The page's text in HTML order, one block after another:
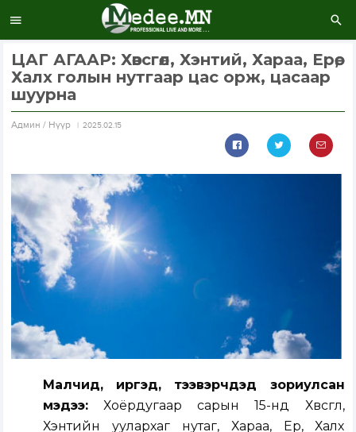
ЦАГ АГААР: Хөвсгөл, Хэнтий, Хараа, Ерөө,
Халх голын нутгаар цас орж, цасаар
шуурна
Aдмин / Нүүр 2025.02.15
Малчид, иргэд, тээвэрчдэд зориулсан
мэдээ: Хоёрдугаар сарын 15-нд Хөвсгөл,
Хэнтийн уулархаг нутаг, Хараа, Ерөө, Халх